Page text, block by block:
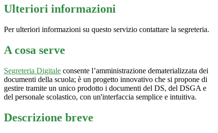
Ulteriori informazioni
Per ulteriori informazioni su questo servizio contattare la segreteria.
A cosa serve
Segreteria Digitale consente l’amministrazione dematerializzata dei
documenti della scuola; è un progetto innovativo che si propone di
gestire tramite un unico prodotto i documenti del DS, del DSGA e
del personale scolastico, con un'interfaccia semplice e intuitiva.
Descrizione breve